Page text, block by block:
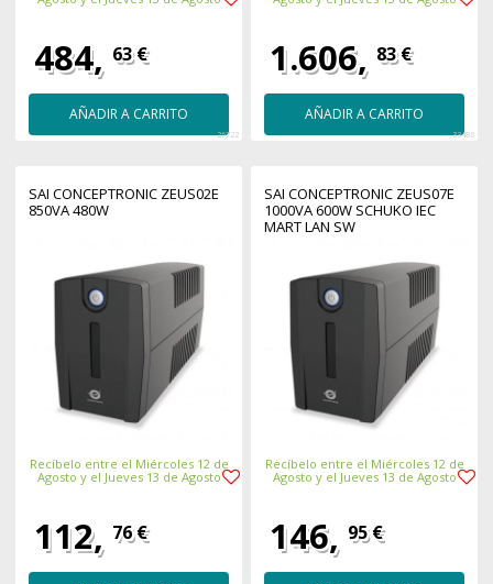
484, 63 €
AÑADIR A CARRITO
26722
1.606, 83 €
AÑADIR A CARRITO
33486
SAI CONCEPTRONIC ZEUS02E
850VA 480W
Recíbelo entre el Miércoles 12 de
Agosto y el Jueves 13 de Agosto
112, 76 €
SAI CONCEPTRONIC ZEUS07E
1000VA 600W SCHUKO IEC
MART LAN SW
Recíbelo entre el Miércoles 12 de
Agosto y el Jueves 13 de Agosto
146, 95 €